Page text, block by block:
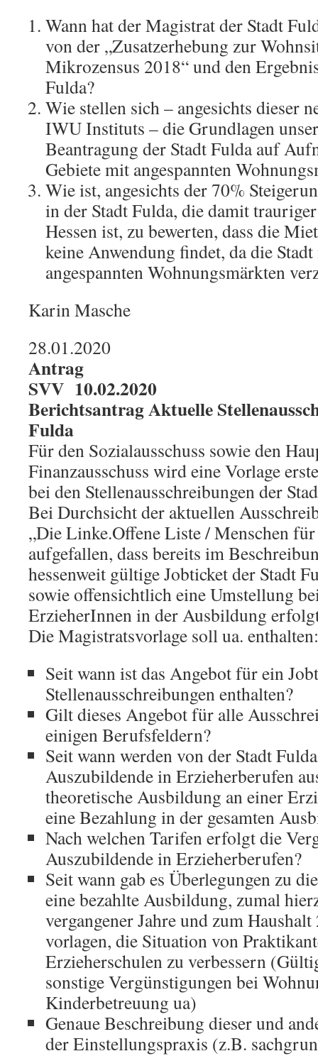
Wann hat der Magistrat der Stadt
von der „Zusatzerhebung zur
Mikrozensus 2018“ und den
Fulda?
Wie stellen sich – angesichts dieser
IWU Instituts – die Grundlagen
Beantragung der Stadt Fulda auf
Gebiete mit angespannten
Wie ist, angesichts der 70%
in der Stadt Fulda, die damit
Hessen ist, zu bewerten, dass die
keine Anwendung findet, da die
angespannten Wohnungsmärkten
Karin Masche
28.01.2020
Antrag
SVV 10.02.2020
Berichtsantrag Aktuelle
Fulda
Für den Sozialausschuss sowie den
Finanzausschuss wird eine Vorlage
bei den Stellenausschreibungen der
Bei Durchsicht der aktuellen
„Die Linke.Offene Liste / Menschen
aufgefallen, dass bereits im
hessenweit gültige Jobticket der Stadt
sowie offensichtlich eine Umstellung
ErzieherInnen in der Ausbildung
Die Magistratsvorlage soll ua. enthalten:
Seit wann ist das Angebot für ein
Stellenausschreibungen enthalten?
Gilt dieses Angebot für alle
einigen Berufsfeldern?
Seit wann werden von der Stadt
Auszubildende in Erzieherberufen
theoretische Ausbildung an einer
eine Bezahlung in der gesamten
Nach welchen Tarifen erfolgt die
Auszubildende in Erzieherberufen?
Seit wann gab es Überlegungen zu
eine bezahlte Ausbildung, zumal
vergangener Jahre und zum
vorlagen, die Situation von
Erzieherschulen zu verbessern
sonstige Vergünstigungen bei
Kinderbetreuung ua)
Genaue Beschreibung dieser und
der Einstellungspraxis (z.B.